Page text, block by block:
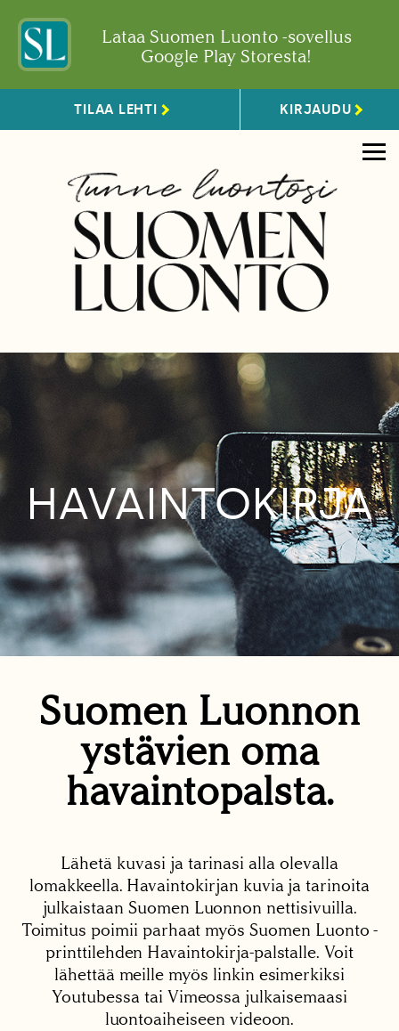
Lataa Suomen Luonto -sovellus
Google Play Storesta!
TILAA LEHTI KIRJAUDU
HAVAINTOKIRJA
Suomen Luonnon
ystävien oma
havaintopalsta.
Lähetä kuvasi ja tarinasi alla olevalla
lomakkeella. Havaintokirjan kuvia ja tarinoita
julkaistaan Suomen Luonnon nettisivuilla.
Toimitus poimii parhaat myös Suomen Luonto -
printtilehden Havaintokirja-palstalle. Voit
lähettää meille myös linkin esimerkiksi
Youtubessa tai Vimeossa julkaisemaasi
luontoaiheiseen videoon.